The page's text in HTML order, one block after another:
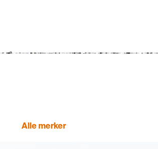
Alle merker